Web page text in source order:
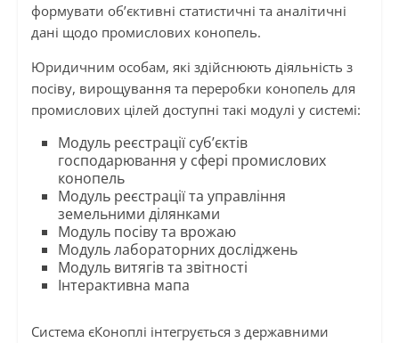
формувати об’єктивні статистичні та аналітичні
дані щодо промислових конопель.
Юридичним особам, які здійснюють діяльність з
посіву, вирощування та переробки конопель для
промислових цілей доступні такі модулі у системі:
Модуль реєстрації суб’єктів
господарювання у сфері промислових
конопель
Модуль реєстрації та управління
земельними ділянками
Модуль посіву та врожаю
Модуль лабораторних досліджень
Модуль витягів та звітності
Інтерактивна мапа
Система єКоноплі інтегрується з державними